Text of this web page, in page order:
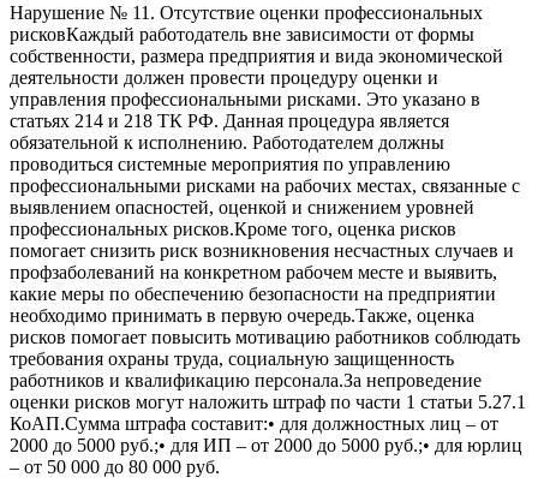
Нарушение № 11. Отсутствие оценки профессиональных
рисковКаждый работодатель вне зависимости от формы
собственности, размера предприятия и вида экономической
деятельности должен провести процедуру оценки и
управления профессиональными рисками. Это указано в
статьях 214 и 218 ТК РФ. Данная процедура является
обязательной к исполнению. Работодателем должны
проводиться системные мероприятия по управлению
профессиональными рисками на рабочих местах, связанные с
выявлением опасностей, оценкой и снижением уровней
профессиональных рисков.Кроме того, оценка рисков
помогает снизить риск возникновения несчастных случаев и
профзаболеваний на конкретном рабочем месте и выявить,
какие меры по обеспечению безопасности на предприятии
необходимо принимать в первую очередь.Также, оценка
рисков помогает повысить мотивацию работников соблюдать
требования охраны труда, социальную защищенность
работников и квалификацию персонала.За непроведение
оценки рисков могут наложить штраф по части 1 статьи 5.27.1
КоАП.Сумма штрафа составит:• для должностных лиц – от
2000 до 5000 руб.;• для ИП – от 2000 до 5000 руб.;• для юрлиц
– от 50 000 до 80 000 руб.